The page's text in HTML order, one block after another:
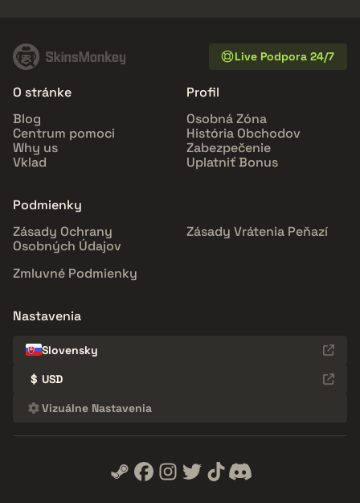
Live Podpora 24/7
O stránke
Blog
Centrum pomoci
Why us
Vklad
Profil
Osobná Zóna
História Obchodov
Zabezpečenie
Uplatniť Bonus
Podmienky
Zásady Ochrany
Osobných Údajov
Zásady Vrátenia Peňazí
Zmluvné Podmienky
Nastavenia
Slovensky
$ USD
Vizuálne Nastavenia